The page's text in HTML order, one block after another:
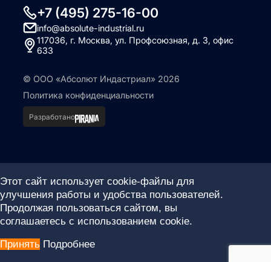
+7 (495) 275-16-00
info@absolute-industrial.ru
117036, г. Москва, ул. Профсоюзная, д. 3, офис
633
© ООО «Абсолют Индастриал» 2026
Политика конфиденциальности
Разработано
Этот сайт использует cookie-файлы для
улучшения работы и удобства пользователей.
Продолжая пользоваться сайтом, вы
соглашаетесь с использованием cookie.
Принять Подробнее